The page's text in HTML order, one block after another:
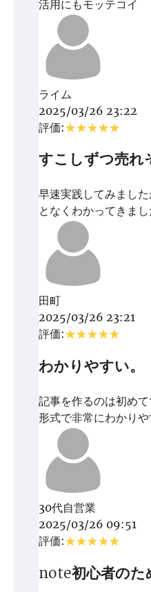
活用にもモッテコイ
ライム
2025/03/26 23:22
評価:
すこしずつ売れ
早速実践してみまし
となくわかってきま
田町
2025/03/26 23:21
評価:
わかりやすい。
記事を作るのは初め
形式で非常にわかりや
30代自営業
2025/03/26 09:51
評価:
note初心者の